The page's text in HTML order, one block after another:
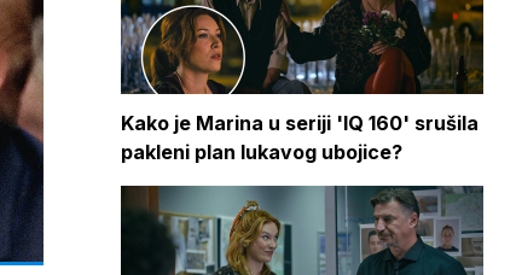
Kako je Marina u seriji 'IQ 160' srušila
pakleni plan lukavog ubojice?